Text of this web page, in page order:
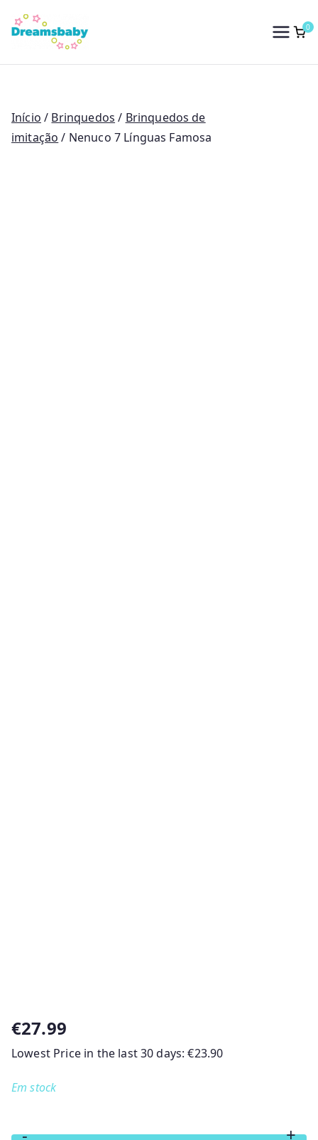
para
conteúdo
Dreams Baby
0
Início / Brinquedos / Brinquedos de
imitação / Nenuco 7 Línguas Famosa
€27.99
Lowest Price in the last 30 days:€23.90
Em stock
- +